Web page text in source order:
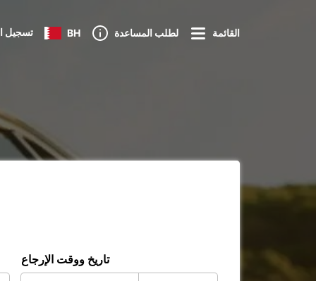
تسجيل BH لطلب المساعدة القائمة
تاريخ ووقت الإرجاع